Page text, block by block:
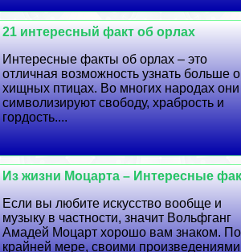
21 интересный факт об орлах
Интересные факты об орлах – это
отличная возможность узнать больше о
хищных птицах. Во многих народах они
символизируют свободу, храбрость и
гордость....
Из жизни Моцарта – Интересные
Если вы любите искусство вообще и
музыку в частности, значит Вольфганг
Амадей Моцарт хорошо вам знаком. По
крайней мере, своими